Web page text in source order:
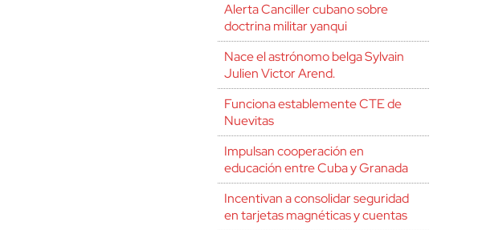
Alerta Canciller cubano sobre
doctrina militar yanqui
Nace el astrónomo belga Sylvain
Julien Victor Arend.
Funciona establemente CTE de
Nuevitas
Impulsan cooperación en
educación entre Cuba y Granada
Incentivan a consolidar seguridad
en tarjetas magnéticas y cuentas